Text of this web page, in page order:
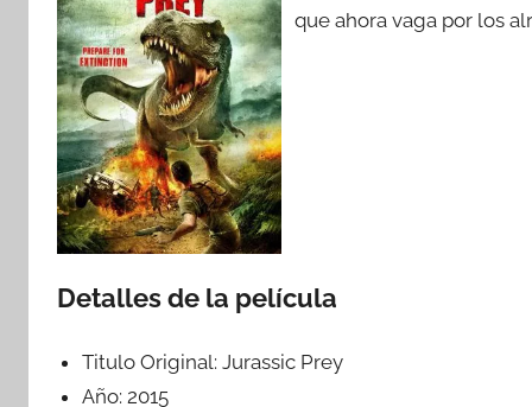
que ahora vaga por los
Detalles de la película
Titulo Original:Jurassic Prey
Año:2015